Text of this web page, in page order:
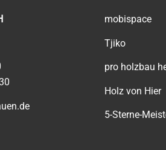
mobispace
Tjiko
pro holzbau
Holz von Hier
5-Sterne-